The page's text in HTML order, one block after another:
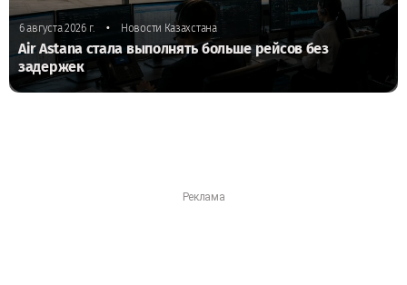
6 августа 2026 г. • Новости Казахстана
Air Astana стала выполнять больше рейсов без
задержек